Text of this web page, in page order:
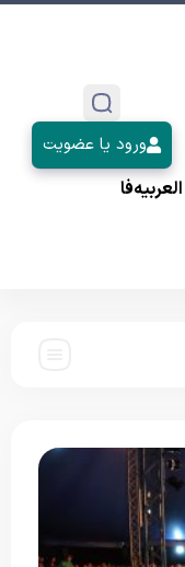
العربیهفا
ورود یا عضویت